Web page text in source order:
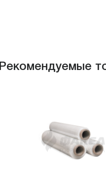
Рекомендуемые